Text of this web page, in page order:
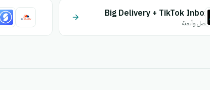
Big Delivery + TikTok Inbox
اتصل وأتمتة